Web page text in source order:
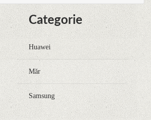
Categorie
Huawei
Măr
Samsung